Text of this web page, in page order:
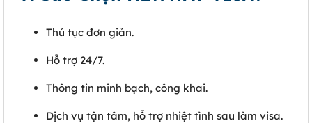
Thủ tục đơn giản.
Hỗ trợ 24/7.
Thông tin minh bạch, công khai.
Dịch vụ tận tâm, hỗ trợ nhiệt tình sau làm visa.